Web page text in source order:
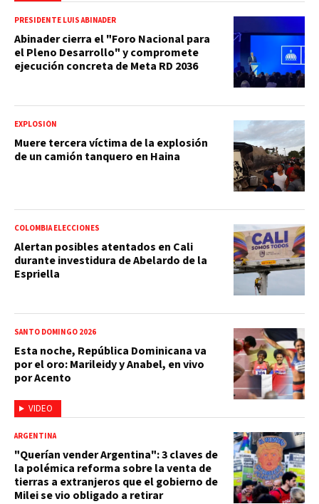
PRESIDENTE LUIS ABINADER
Abinader cierra el "Foro Nacional para
el Pleno Desarrollo" y compromete
ejecución concreta de Meta RD 2036
EXPLOSIÓN
Muere tercera víctima de la explosión
de un camión tanquero en Haina
COLOMBIA ELECCIONES
Alertan posibles atentados en Cali
durante investidura de Abelardo de la
Espriella
VIDEO
SANTO DOMINGO 2026
Esta noche, República Dominicana va
por el oro: Marileidy y Anabel, en vivo
por Acento
ARGENTINA
"Querían vender Argentina": 3 claves de
la polémica reforma sobre la venta de
tierras a extranjeros que el gobierno de
Milei se vio obligado a retirar